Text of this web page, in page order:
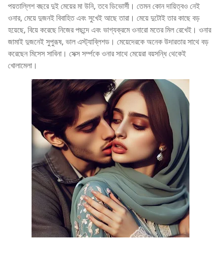
পয়তাল্লিশ বছরে দুই মেয়ের মা উনি, তবে ডিভোর্সী। তেমন কোন দায়িত্বও নেই
ওনার, মেয়ে দুজনই বিবাহিত এবং সুখেই আছে তারা। মেয়ে দুটোই তার কাছে বড়
হয়েছে, বিয়ে করেছে নিজের পছন্দে এবং ভাগ্যক্রমে ওনারো মতের মিল রেখেই। ওনার
জামাই দুজনেই সুপুরূষ, ভাল এস্ট্যাব্লিশড। মেয়েদেরকে অনেক উদারতার সাথে বড়
করেছেন মিসেস সাবিনা। সেক্স সর্ম্পকে ওনার সাথে মেয়েরা বয়সন্ধি থেকেই
খোলামেলা।